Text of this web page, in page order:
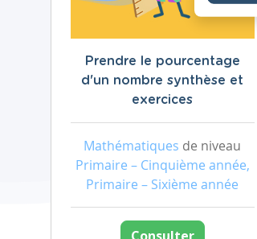
Prendre le pourcentage
d'un nombre synthèse et
exercices
Mathématiques de niveau
Primaire – Cinquième année,
Primaire – Sixième année